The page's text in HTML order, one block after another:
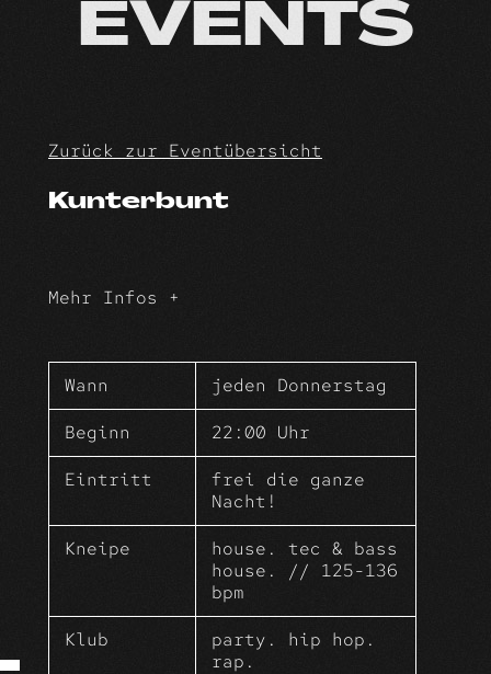
EVENTS
Zurück zur Eventübersicht
Kunterbunt
Mehr Infos +
Heute treiben wir es Kunterbunt denn
heute zahlt das HINZ 30% deiner
Rechnung und das den ganzen Abend.
Egal was, egal wie viel.
Für alle Stammgäste, Studenten,
Workaholics und Nachtschwärmer heute
Wann jeden Donnerstag
Beginn 22:00 Uhr
Eintritt
frei die ganze
Nacht!
Kneipe
house. tec & bass
house. // 125-136
bpm
Klub
party. hip hop.
rap.